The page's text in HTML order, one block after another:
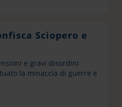
Sciopero e
e gravi disordini
la minaccia di guerre e